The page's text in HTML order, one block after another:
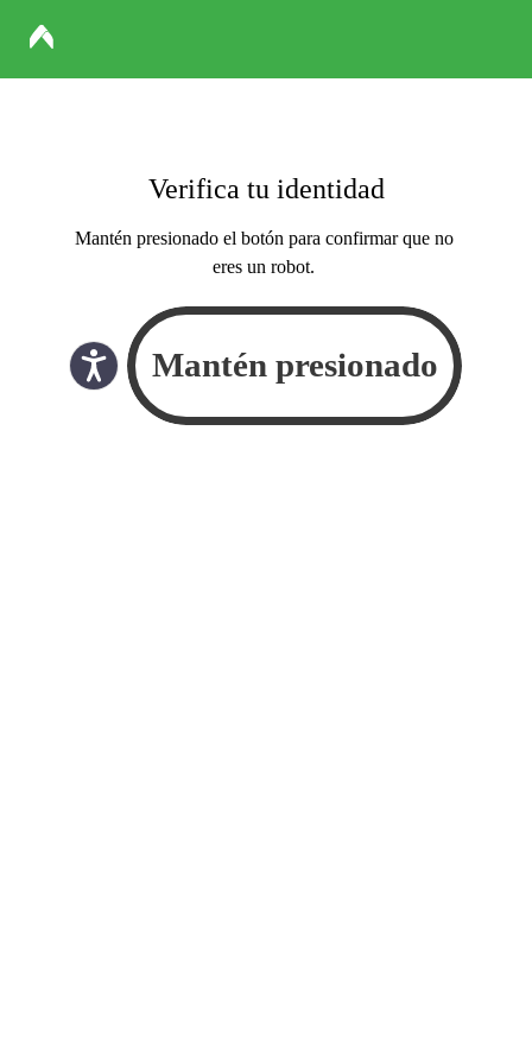
Verifica tu identidad
Mantén presionado el botón para confirmar que no
eres un robot.